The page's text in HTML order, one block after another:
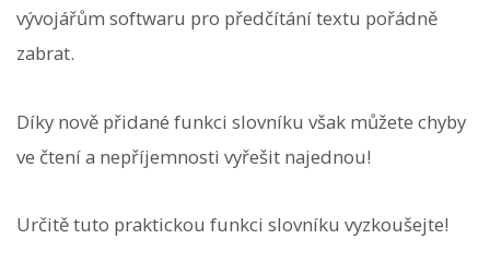
vývojářům softwaru pro předčítání textu pořádně
zabrat.
Díky nově přidané funkci slovníku však můžete chyby
ve čtení a nepříjemnosti vyřešit najednou!
Určitě tuto praktickou funkci slovníku vyzkoušejte!